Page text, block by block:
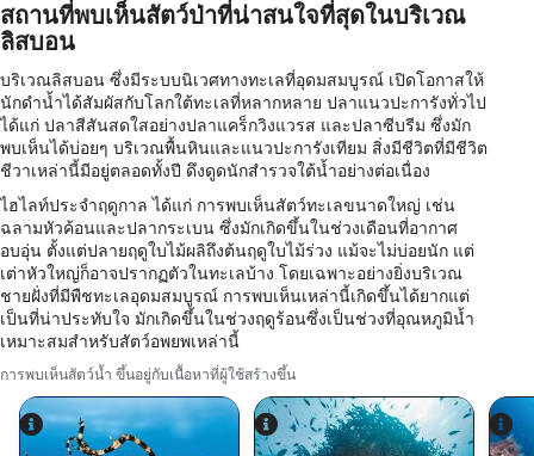
สถานที่พบเห็นสัตว์ป่าที่น่าสนใจที่สุดในบริเวณ
ลิสบอน
บริเวณลิสบอน ซึ่งมีระบบนิเวศทางทะเลที่อุดมสมบูรณ์ เปิดโอกาสให้
นักดำน้ำได้สัมผัสกับโลกใต้ทะเลที่หลากหลาย ปลาแนวปะการังทั่วไป
ได้แก่ ปลาสีสันสดใสอย่างปลาแคร็กวิงแวรส และปลาซีบรีม ซึ่งมัก
พบเห็นได้บ่อยๆ บริเวณพื้นหินและแนวปะการังเทียม สิ่งมีชีวิตที่มีชีวิต
ชีวาเหล่านี้มีอยู่ตลอดทั้งปี ดึงดูดนักสำรวจใต้น้ำอย่างต่อเนื่อง
ไฮไลท์ประจำฤดูกาล ได้แก่ การพบเห็นสัตว์ทะเลขนาดใหญ่ เช่น
ฉลามหัวค้อนและปลากระเบน ซึ่งมักเกิดขึ้นในช่วงเดือนที่อากาศ
อบอุ่น ตั้งแต่ปลายฤดูใบไม้ผลิถึงต้นฤดูใบไม้ร่วง แม้จะไม่บ่อยนัก แต่
เต่าหัวใหญ่ก็อาจปรากฏตัวในทะเลบ้าง โดยเฉพาะอย่างยิ่งบริเวณ
ชายฝั่งที่มีพืชทะเลอุดมสมบูรณ์ การพบเห็นเหล่านี้เกิดขึ้นได้ยากแต่
เป็นที่น่าประทับใจ มักเกิดขึ้นในช่วงฤดูร้อนซึ่งเป็นช่วงที่อุณหภูมิน้ำ
เหมาะสมสำหรับสัตว์อพยพเหล่านี้
การพบเห็นสัตว์น้ำ ขึ้นอยู่กับเนื้อหาที่ผู้ใช้สร้างขึ้น